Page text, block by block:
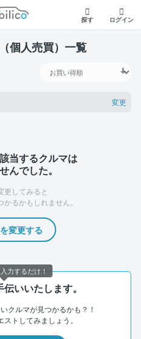
モビリコ
探す ログイン
個人売買）一覧
変更
当するクルマは
んでした。
更してみると
るかもしれません。
変更する
いいたします。
クルマが見つかるかも？！
トしてみましょう。
力するだけ！